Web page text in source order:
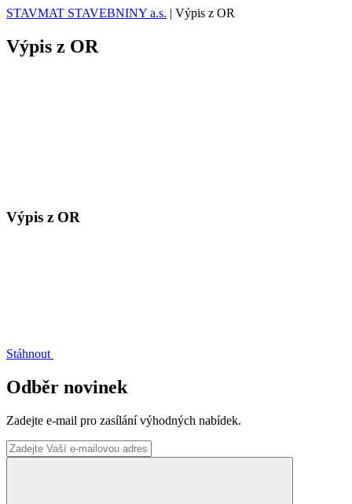
STAVMAT STAVEBNINY a.s. | Výpis z OR
Výpis z OR
Výpis z OR
Stáhnout
Odběr novinek
Zadejte e-mail pro zasílání výhodných nabídek.